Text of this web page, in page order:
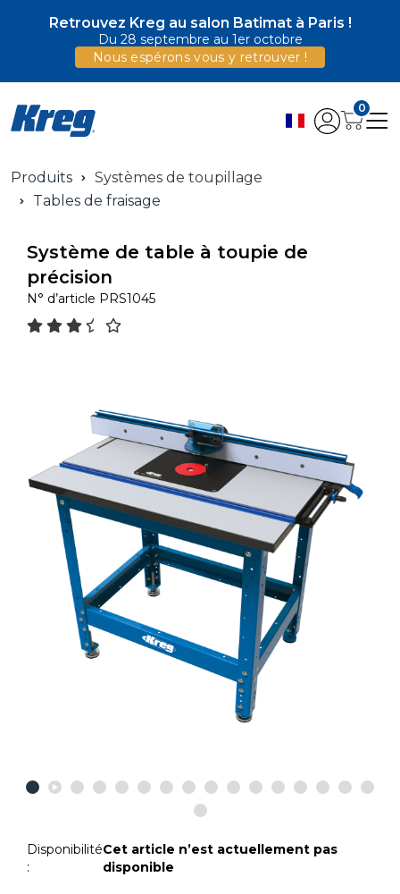
Retrouvez Kreg au salon Batimat à Paris !
Du 28 septembre au 1er octobre
Nous espérons vous y retrouver !
0
Produits
Systèmes de toupillage
Tables de fraisage
Système de table à toupie de
précision
N° d’article PRS1045
Disponibilité
:
Cet article n’est actuellement pas
disponible